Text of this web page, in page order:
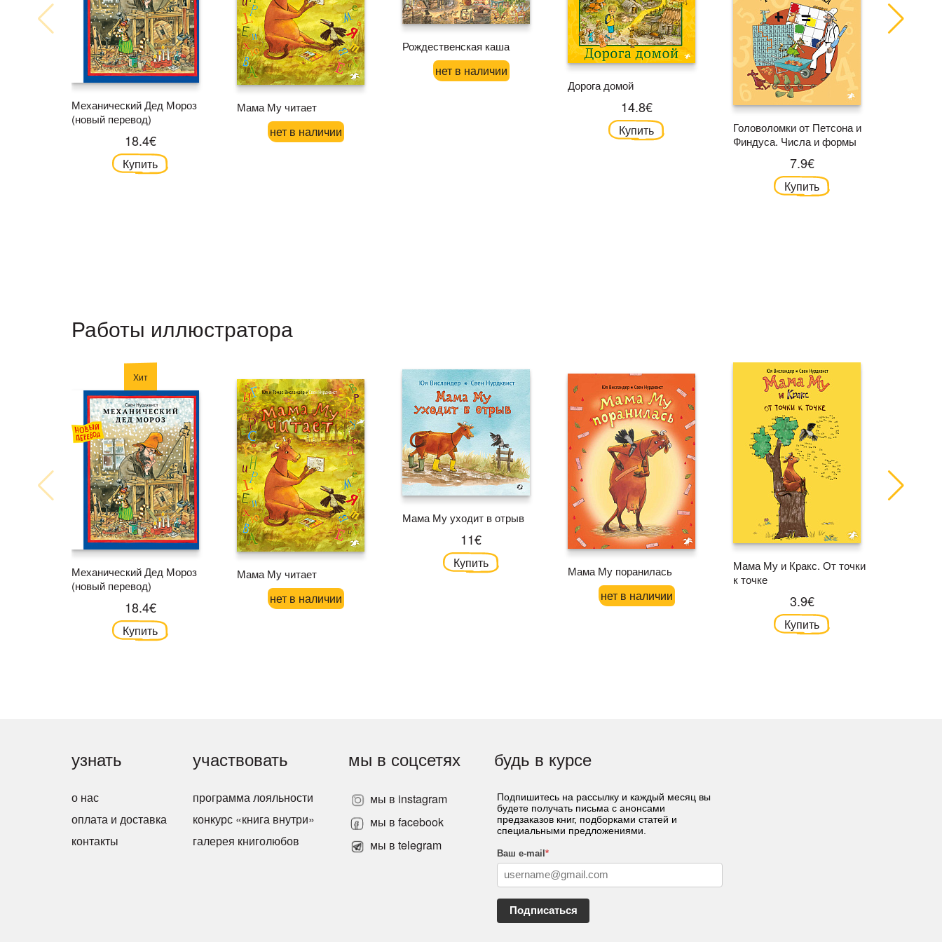
Механический Дед Мороз
(новый перевод)
18.4€
Купить
Мама Му читает
нет в наличии
Рождественская каша
нет в наличии
Дорога домой
14.8€
Купить
Головоломки от Петсона и
Финдуса. Числа и формы
7.9€
Купить
Работы иллюстратора
Хит
Механический Дед Мороз
(новый перевод)
18.4€
Купить
Мама Му читает
нет в наличии
Мама Му уходит в отрыв
11€
Купить
Мама Му поранилась
нет в наличии
Мама Му и Кракс. От точки
к точке
3.9€
Купить
узнать
о нас
оплата и доставка
контакты
участвовать
программа лояльности
конкурс «книга внутри»
галерея книголюбов
мы в соцсетях
мы в instagram
мы в facebook
мы в telegram
будь в курсе
Подпишитесь на рассылку и каждый месяц вы
будете получать письма с анонсами
предзаказов книг, подборками статей и
специальными предложениями.
Ваш e-mail *
Подписаться